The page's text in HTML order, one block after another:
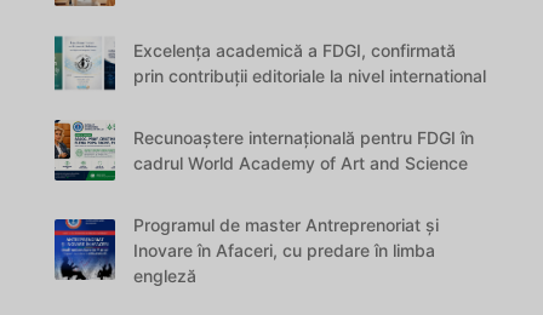
Excelența academică a FDGI, confirmată
prin contribuții editoriale la nivel international
Recunoaștere internațională pentru FDGI în
cadrul World Academy of Art and Science
Programul de master Antreprenoriat și
Inovare în Afaceri, cu predare în limba
engleză